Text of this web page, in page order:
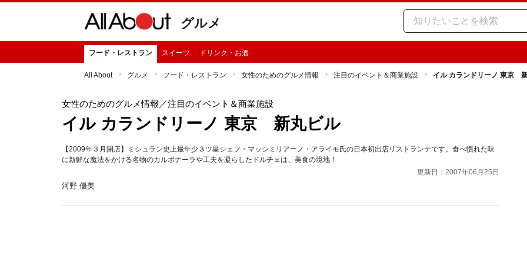
グルメ
フード・レストラン スイーツ ドリンク・お酒
All About グルメ フード・レストラン 女性のためのグルメ情報 注目のイベント＆商業施設 イル カランドリーノ 東京
女性のためのグルメ情報 ／注目のイベント＆商業施設
イル カランドリーノ 東京 新丸ビル
【2009年３月閉店】ミシュラン史上最年少３ツ星シェフ・マッシミリアーノ・アライモ氏の日本初出店リストランテです。食べ慣れた味
に新鮮な魔法をかける名物のカルボナーラや工夫を凝らしたドルチェは、美食の境地！
更新日：2007年06月25日
河野 優美